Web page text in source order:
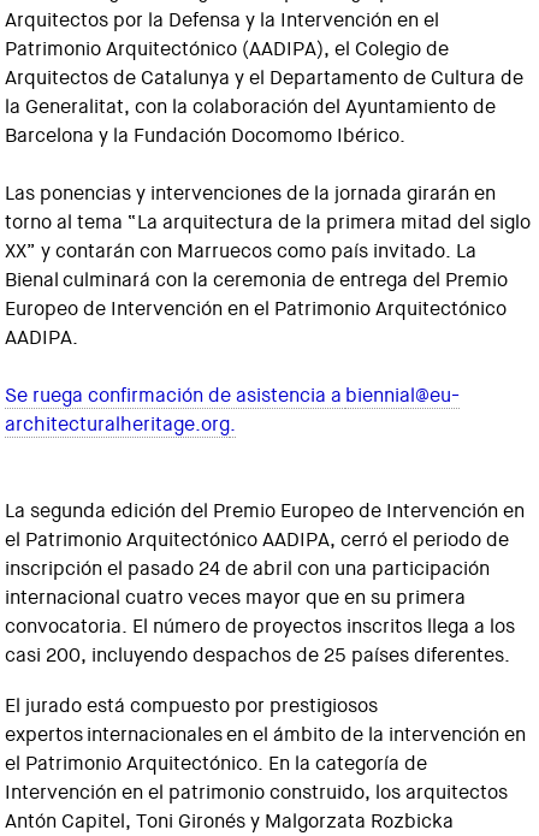
Arquitectos por la Defensa y la Intervención en el
Patrimonio Arquitectónico (AADIPA), el Colegio de
Arquitectos de Catalunya y el Departamento de Cultura de
la Generalitat, con la colaboración del Ayuntamiento de
Barcelona y la Fundación Docomomo Ibérico.
Las ponencias y intervenciones de la jornada girarán en
torno al tema “La arquitectura de la primera mitad del siglo
XX” y contarán con Marruecos como país invitado. La
Bienal culminará con la ceremonia de entrega del Premio
Europeo de Intervención en el Patrimonio Arquitectónico
AADIPA.
Se ruega confirmación de asistencia a biennial@eu-
architecturalheritage.org.
La segunda edición del Premio Europeo de Intervención en
el Patrimonio Arquitectónico AADIPA, cerró el periodo de
inscripción el pasado 24 de abril con una participación
internacional cuatro veces mayor que en su primera
convocatoria. El número de proyectos inscritos llega a los
casi 200, incluyendo despachos de 25 países diferentes.
El jurado está compuesto por prestigiosos
expertos internacionales en el ámbito de la intervención en
el Patrimonio Arquitectónico. En la categoría de
Intervención en el patrimonio construido, los arquitectos
Antón Capitel, Toni Gironés y Malgorzata Rozbicka